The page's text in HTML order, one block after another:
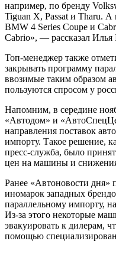
например, по бренду
Tiguan X, Passat и Tharu.
BMW 4 Series Coupe и
Cabrio», — рассказал Илья
Топ-менеджер также
закрывать программу
ввозимые таким образом
пользуются спросом у
Напомним, в середине
«Автодом» и
направления поставок
импорту. Такое решение,
пресс-служба, было
цен на машины и
Ранее «Автоновости дня»
иномарок западных
параллельному импорту,
Из-за этого некоторые
эвакуировать к дилерам,
помощью